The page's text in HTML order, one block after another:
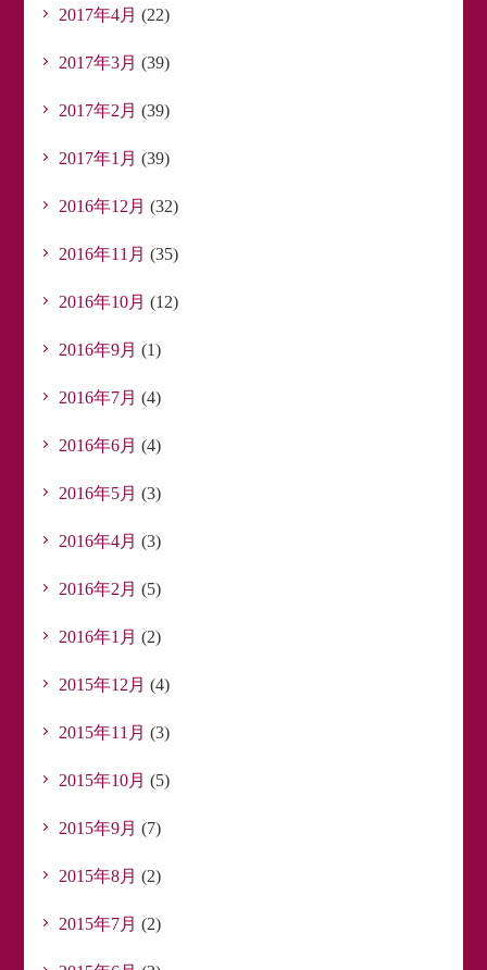
2017年4月 (22)
2017年3月 (39)
2017年2月 (39)
2017年1月 (39)
2016年12月 (32)
2016年11月 (35)
2016年10月 (12)
2016年9月 (1)
2016年7月 (4)
2016年6月 (4)
2016年5月 (3)
2016年4月 (3)
2016年2月 (5)
2016年1月 (2)
2015年12月 (4)
2015年11月 (3)
2015年10月 (5)
2015年9月 (7)
2015年8月 (2)
2015年7月 (2)